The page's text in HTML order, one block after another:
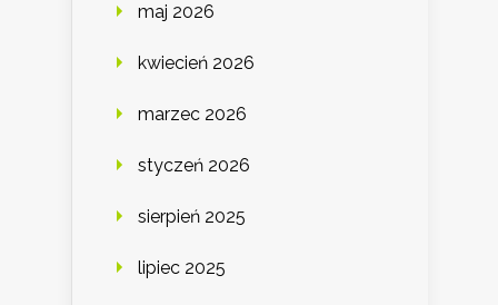
maj 2026
kwiecień 2026
marzec 2026
styczeń 2026
sierpień 2025
lipiec 2025